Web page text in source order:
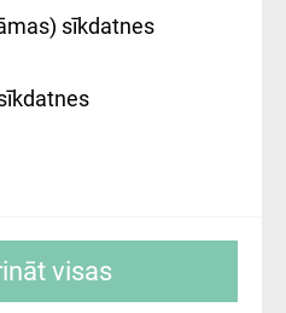
sīkdatnes
sīkdatņu
visas